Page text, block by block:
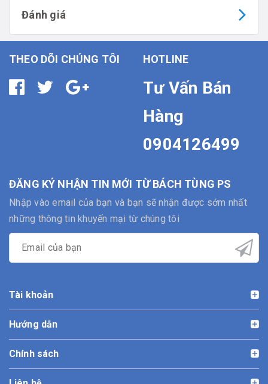
Đánh giá
THEO DÕI CHÚNG TÔI HOTLINE
Tư Vấn Bán
Hàng
0904126499
ĐĂNG KÝ NHẬN TIN MỚI TỪ BÁCH TÙNG PS
Nhập vào email của bạn và bạn sẽ nhận được sớm nhất
những thông tin khuyến mại từ chúng tôi
Tài khoản
Hướng dẫn
Chính sách